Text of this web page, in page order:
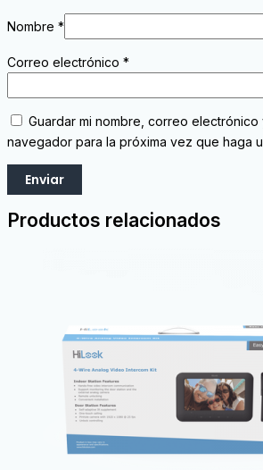
Nombre *
Correo electrónico *
Guardar mi nombre, correo
navegador para la próxima vez que haga
Productos relacionados